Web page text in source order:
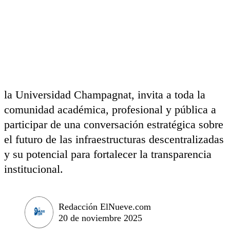
la Universidad Champagnat, invita a toda la
comunidad académica, profesional y pública a
participar de una conversación estratégica sobre
el futuro de las infraestructuras descentralizadas
y su potencial para fortalecer la transparencia
institucional.
Redacción ElNueve.com
20 de noviembre 2025